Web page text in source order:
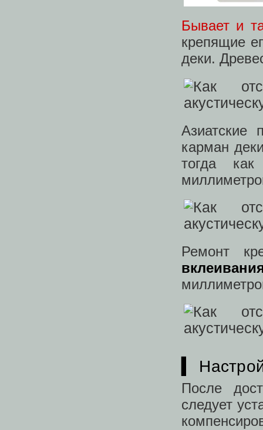
Бывает и
крепящие
деки.
Азиатские
карман
тогда
Ремонт
▍
После
следует